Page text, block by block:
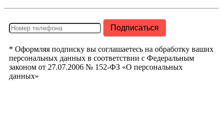
* Оформляя подписку вы соглашаетесь на обработку ваших
персональных данных в соответствии с Федеральным
законом от 27.07.2006 № 152-ФЗ «О персональных
данных»